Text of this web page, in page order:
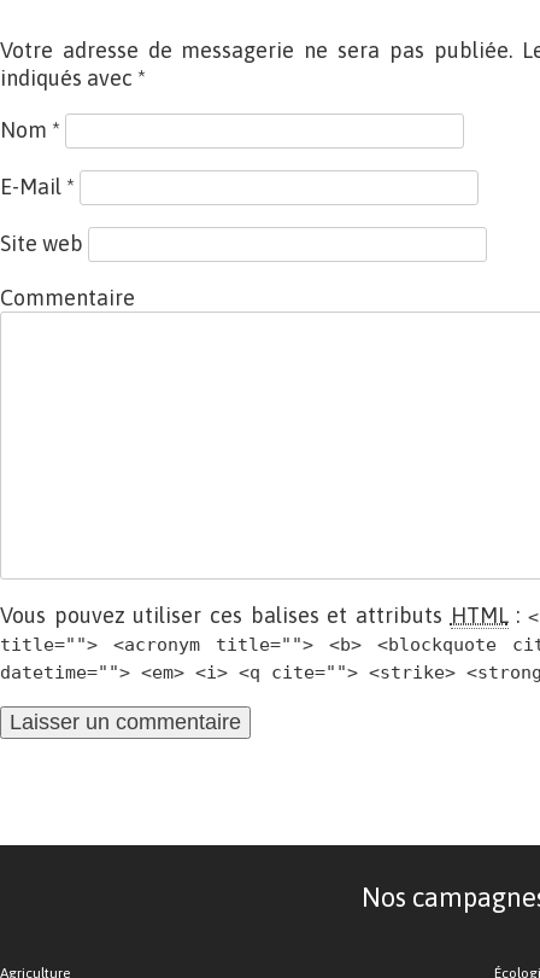
Votre adresse de messagerie ne sera pas publiée.
indiqués avec *
Nom *
E-Mail *
Site web
Commentaire
Vous pouvez utiliser ces balises et attributs HTML:
title=""> <acronym title=""> <b> <blockquote
datetime=""> <em> <i> <q cite=""> <strike>
Nos
Agriculture